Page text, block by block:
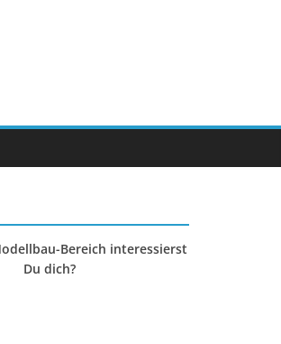
Bereich interessierst
Du dich?